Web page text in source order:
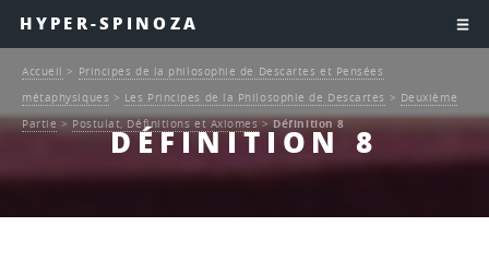
HYPER-SPINOZA
DÉFINITION 8
Accueil > Principes de la philosophie de Descartes et Pensées
métaphysiques > Les Principes de la Philosophie de Descartes > Deuxième
Partie > Postulat, Définitions et Axiomes>Définition 8